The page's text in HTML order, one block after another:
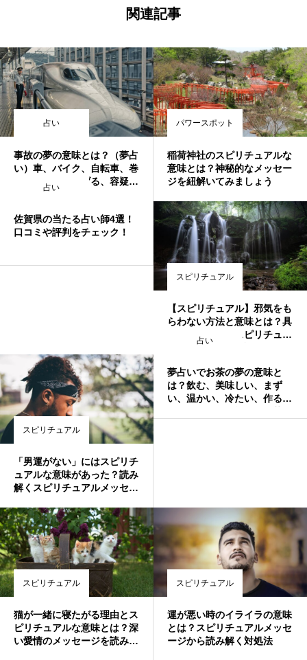
関連記事
占い
事故の夢の意味とは？（夢占
い）車、バイク、自転車、巻
き込まれる、逃げる、容疑
者、轢かれる、家族、上司な
パワースポット
稲荷神社のスピリチュアルな
意味とは？神秘的なメッセー
ジを紐解いてみましょう
占い
佐賀県の当たる占い師4選！
口コミや評判をチェック！
スピリチュアル
【スピリチュアル】邪気をも
らわない方法と意味とは？具
体的な対処法とスピリチュア
ルメッセージを解説
スピリチュアル
「男運がない」にはスピリチ
ュアルな意味があった？読み
解くスピリチュアルメッセー
占い
夢占いでお茶の夢の意味と
は？飲む、美味しい、まず
い、温かい、冷たい、作る、
スピリチュアル
猫が一緒に寝たがる理由とス
ピリチュアルな意味とは？深
い愛情のメッセージを読み解
スピリチュアル
運が悪い時のイライラの意味
とは？スピリチュアルメッセ
ージから読み解く対処法